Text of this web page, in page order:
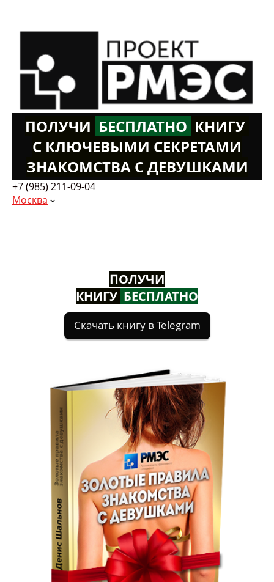
ПОЛУЧИ БЕСПЛАТНО КНИГУ
С КЛЮЧЕВЫМИ СЕКРЕТАМИ
ЗНАКОМСТВА С ДЕВУШКАМИ
+7 (985) 211-09-04
Москва
ПОЛУЧИ
КНИГУ БЕСПЛАТНО